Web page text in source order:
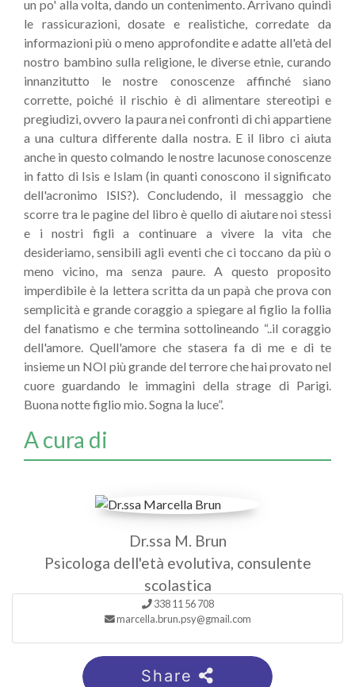
un po' alla volta, dando un contenimento. Arrivano quindi
le rassicurazioni, dosate e realistiche, corredate da
informazioni più o meno approfondite e adatte all'età del
nostro bambino sulla religione, le diverse etnie, curando
innanzitutto le nostre conoscenze affinché siano
corrette, poiché il rischio è di alimentare stereotipi e
pregiudizi, ovvero la paura nei confronti di chi appartiene
a una cultura differente dalla nostra. E il libro ci aiuta
anche in questo colmando le nostre lacunose conoscenze
in fatto di Isis e Islam (in quanti conoscono il significato
dell'acronimo ISIS?). Concludendo, il messaggio che
scorre tra le pagine del libro è quello di aiutare noi stessi
e i nostri figli a continuare a vivere la vita che
desideriamo, sensibili agli eventi che ci toccano da più o
meno vicino, ma senza paure. A questo proposito
imperdibile è la lettera scritta da un papà che prova con
semplicità e grande coraggio a spiegare al figlio la follia
del fanatismo e che termina sottolineando “..il coraggio
dell'amore. Quell'amore che stasera fa di me e di te
insieme un NOI più grande del terrore che hai provato nel
cuore guardando le immagini della strage di Parigi.
Buona notte figlio mio. Sogna la luce”.
A cura di
Dr.ssa M. Brun
Psicologa dell'età evolutiva, consulente
scolastica
338 11 56 708
marcella.brun.psy@gmail.com
Share